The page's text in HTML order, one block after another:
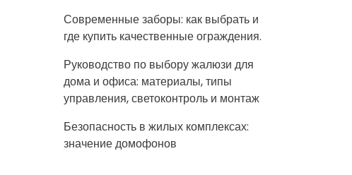
Современные заборы: как выбрать и
где купить качественные ограждения.
Руководство по выбору жалюзи для
дома и офиса: материалы, типы
управления, светоконтроль и монтаж
Безопасность в жилых комплексах:
значение домофонов